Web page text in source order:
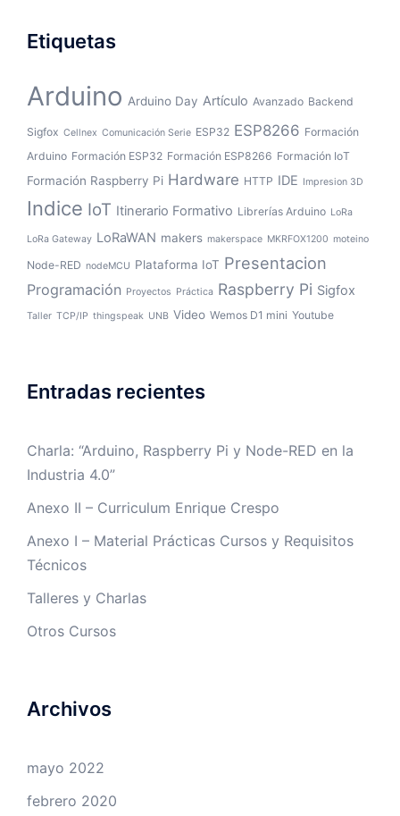
Etiquetas
Arduino Arduino Day Artículo Avanzado Backend
Sigfox Cellnex Comunicación Serie ESP32 ESP8266 Formación
Arduino Formación ESP32 Formación ESP8266 Formación IoT
Formación Raspberry Pi Hardware HTTP IDE Impresion 3D
Indice IoT Itinerario Formativo Librerías Arduino LoRa
LoRa Gateway LoRaWAN makers makerspace MKRFOX1200 moteino
Node-RED nodeMCU Plataforma IoT Presentacion
Programación Proyectos Práctica Raspberry Pi Sigfox
Taller TCP/IP thingspeak UNB Video Wemos D1 mini Youtube
Entradas recientes
Charla: “Arduino, Raspberry Pi y Node-RED en la
Industria 4.0”
Anexo II – Curriculum Enrique Crespo
Anexo I – Material Prácticas Cursos y Requisitos
Técnicos
Talleres y Charlas
Otros Cursos
Archivos
mayo 2022
febrero 2020